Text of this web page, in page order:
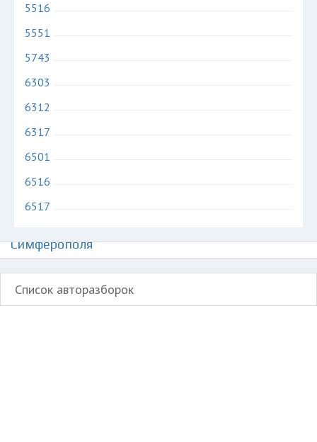
5516
5551
5743
6303
6312
6317
6501
6516
6517
Симферополя
Список авторазборок